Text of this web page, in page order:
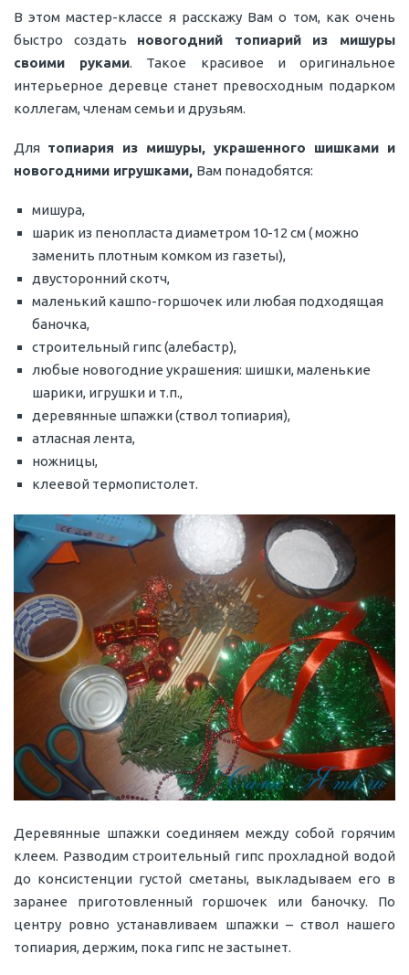
В этом мастер-классе я расскажу Вам о том, как очень
быстро создать новогодний топиарий из мишуры
своими руками. Такое красивое и оригинальное
интерьерное деревце станет превосходным подарком
коллегам, членам семьи и друзьям.
Для топиария из мишуры, украшенного шишками и
новогодними игрушками, Вам понадобятся:
мишура,
шарик из пенопласта диаметром 10-12 см ( можно
заменить плотным комком из газеты),
двусторонний скотч,
маленький кашпо-горшочек или любая подходящая
баночка,
строительный гипс (алебастр),
любые новогодние украшения: шишки, маленькие
шарики, игрушки и т.п.,
деревянные шпажки (ствол топиария),
атласная лента,
ножницы,
клеевой термопистолет.
Деревянные шпажки соединяем между собой горячим
клеем. Разводим строительный гипс прохладной водой
до консистенции густой сметаны, выкладываем его в
заранее приготовленный горшочек или баночку. По
центру ровно устанавливаем шпажки – ствол нашего
топиария, держим, пока гипс не застынет.